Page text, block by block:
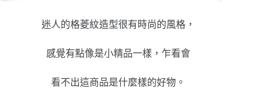
迷人的格菱紋造型很有時尚的風格，
感覺有點像是小精品一樣，乍看會
看不出這商品是什麼樣的好物。